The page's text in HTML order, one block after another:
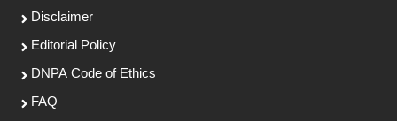
Disclaimer
Editorial Policy
DNPA Code of Ethics
FAQ